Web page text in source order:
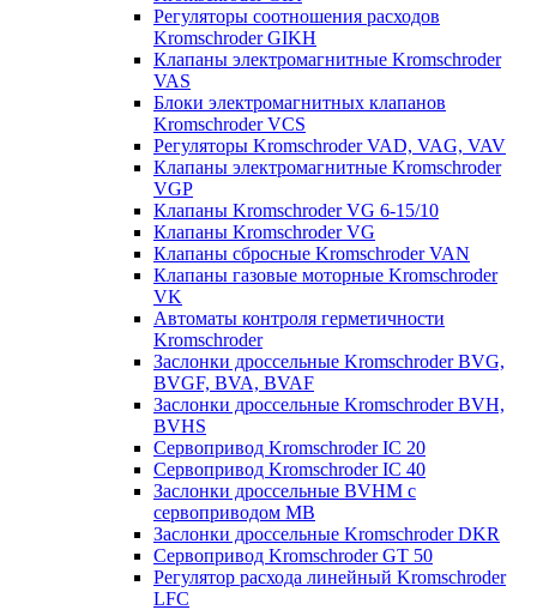
Регуляторы соотношения расходов
Kromschroder GIKH
Клапаны электромагнитные Kromschroder
VAS
Блоки электромагнитных клапанов
Kromschroder VCS
Регуляторы Kromschroder VAD, VAG, VAV
Клапаны электромагнитные Kromschroder
VGP
Клапаны Kromschroder VG 6-15/10
Клапаны Kromschroder VG
Клапаны сбросные Kromschroder VAN
Клапаны газовые моторные Kromschroder
VK
Автоматы контроля герметичности
Kromschroder
Заслонки дроссельные Kromschroder BVG,
BVGF, BVA, BVAF
Заслонки дроссельные Kromschroder BVH,
BVHS
Сервопривод Kromschroder IC 20
Сервопривод Kromschroder IC 40
Заслонки дроссельные BVHM с
сервоприводом МВ
Заслонки дроссельные Kromschroder DKR
Cервопривод Kromschroder GT 50
Регулятор расхода линейный Kromschroder
LFC